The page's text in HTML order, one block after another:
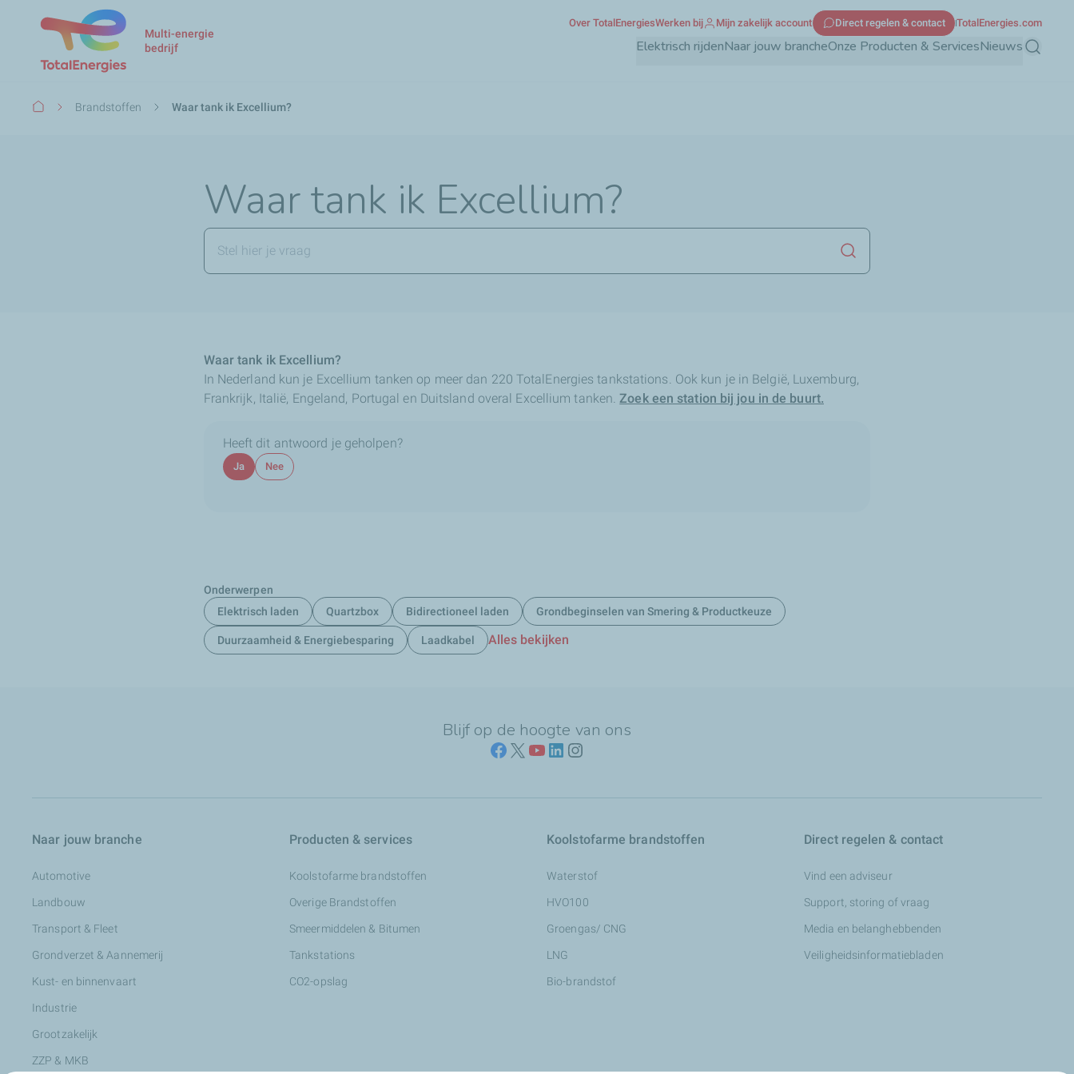
Overslaan
Multi-energie
bedrijf
Elektrisch rijdenNaar jouw brancheOnze Producten & ServicesNieuws Zoeken
Over TotalEnergiesWerken bij Mijn zakelijk account Direct regelen & contact TotalEnergies.com
KruimelpadBrandstoffen Waar tank ik Excellium?
Waar tank ik Excellium?
Zoekopdracht starten
Waar tank ik Excellium?
In Nederland kun je Excellium tanken op meer dan 220 TotalEnergies tankstations. Ook kun je in België, Luxemburg,
Frankrijk, Italië, Engeland, Portugal en Duitsland overal Excellium tanken.Zoek een station bij jou in de buurt.
Heeft dit antwoord je geholpen?
Ja Nee
Onderwerpen
Elektrisch laden
Quartzbox Bidirectioneel laden Grondbeginselen van Smering & Productkeuze
Duurzaamheid & Energiebesparing Laadkabel Alles bekijken
Blijf op de hoogte van ons
Naar jouw branche
Automotive
Landbouw
Transport & Fleet
Grondverzet & Aannemerij
Kust- en binnenvaart
Industrie
Grootzakelijk
ZZP & MKB
Producten & services
Koolstofarme brandstoffen
Overige Brandstoffen
Smeermiddelen & Bitumen
Tankstations
CO2-opslag
Koolstofarme brandstoffen
Waterstof
HVO100
Groengas/ CNG
LNG
Bio-brandstof
Direct regelen & contact
Vind een adviseur
Support, storing of vraag
Media en belanghebbenden
Veiligheidsinformatiebladen